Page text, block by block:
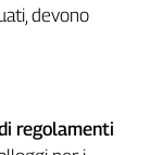
devono
regolamenti